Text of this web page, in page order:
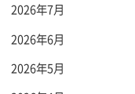
2026年7月
2026年6月
2026年5月